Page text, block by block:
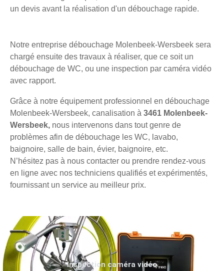
un devis avant la réalisation d'un débouchage rapide.
Notre entreprise débouchage Molenbeek-Wersbeek sera
chargé ensuite des travaux à réaliser, que ce soit un
débouchage de WC, ou une inspection par caméra vidéo
avec rapport.
Grâce à notre équipement professionnel en débouchage
Molenbeek-Wersbeek, canalisation à 3461 Molenbeek-
Wersbeek, nous intervenons dans tout genre de
problèmes afin de débouchage les WC, lavabo,
baignoire, salle de bain, évier, baignoire, etc.
N’hésitez pas à nous contacter ou prendre rendez-vous
en ligne avec nos techniciens qualifiés et expérimentés,
fournissant un service au meilleur prix.
Inspection caméra vidéo